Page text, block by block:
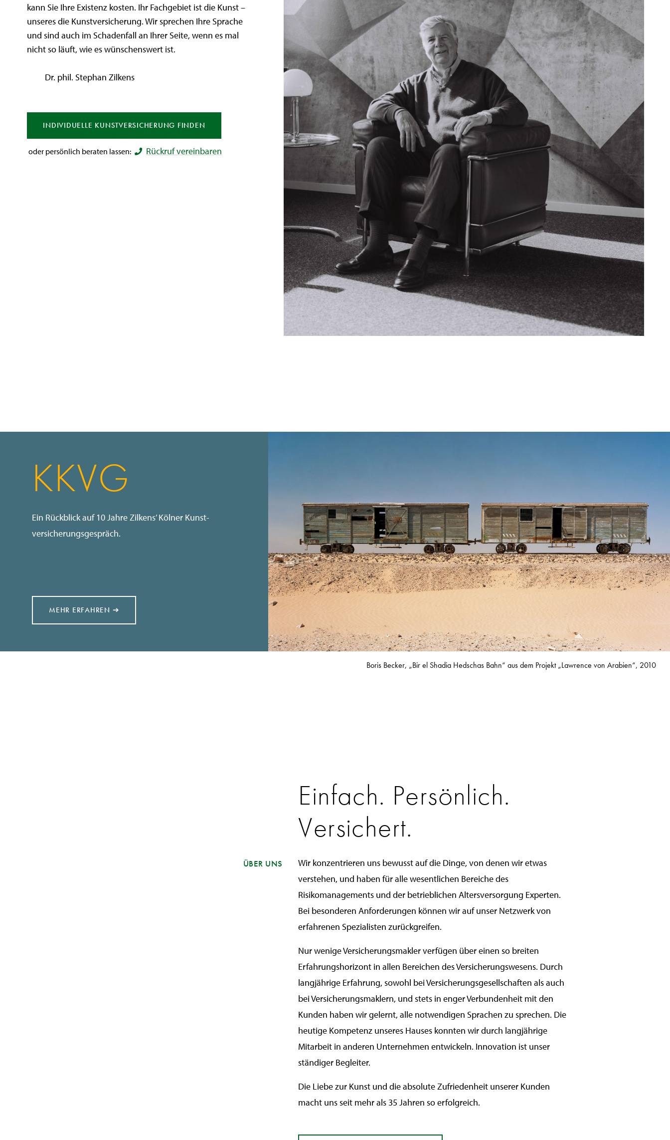
kann Sie Ihre Existenz kosten. Ihr Fachgebiet ist die Kunst –
unseres die Kunstversicherung. Wir sprechen Ihre Sprache
und sind auch im Schadenfall an Ihrer Seite, wenn es mal
nicht so läuft, wie es wünschenswert ist.
Dr. phil. Stephan Zilkens
INDIVIDUELLE KUNSTVERSICHERUNG FINDEN
oder persönlich beraten lassen: Rückruf vereinbaren
KKVG
Ein Rückblick auf 10 Jahre Zilkens’ Kölner Kunst­
versicherungsgespräch.
MEHR ERFAHREN ➔
Boris Becker, „Bir el Shadia Hedschas Bahn“ aus dem Projekt „Lawrence von Arabien“, 2010
Einfach. Persönlich.
Versichert.
ÜBER UNS
Wir konzentrieren uns bewusst auf die Dinge, von denen wir etwas
verstehen, und haben für alle wesentlichen Bereiche des
Risikomanagements und der betrieblichen Altersversorgung Experten.
Bei besonderen Anforderungen können wir auf unser Netzwerk von
erfahrenen Spezialisten zurückgreifen.
Nur wenige Versicherungsmakler verfügen über einen so breiten
Erfahrungshorizont in allen Bereichen des Versicherungswesens. Durch
langjährige Erfahrung, sowohl bei Versicherungsgesellschaften als auch
bei Versicherungsmaklern, und stets in enger Verbundenheit mit den
Kunden haben wir gelernt, alle notwendigen Sprachen zu sprechen. Die
heutige Kompetenz unseres Hauses konnten wir durch langjährige
Mitarbeit in anderen Unternehmen entwickeln. Innovation ist unser
ständiger Begleiter.
Die Liebe zur Kunst und die absolute Zufriedenheit unserer Kunden
macht uns seit mehr als 35 Jahren so erfolgreich.